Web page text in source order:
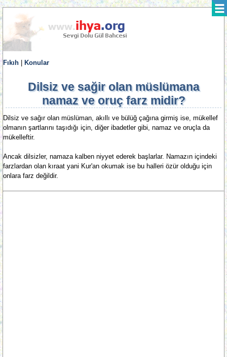
Fıkıh Konular
Dilsiz ve sağir olan müslümana
namaz ve oruç farz midir?
Dilsiz ve sağır olan müslüman, akıllı ve bülüğ çağına girmiş ise, mükellef
olmanın şartlarını taşıdığı için, diğer ibadetler gibi, namaz ve oruçla da
mükelleftir.
Ancak dilsizler, namaza kalben niyyet ederek başlarlar. Namazın içindeki
farzlardan olan kıraat yani Kur'an okumak ise bu halleri özür olduğu için
onlara farz değildir.